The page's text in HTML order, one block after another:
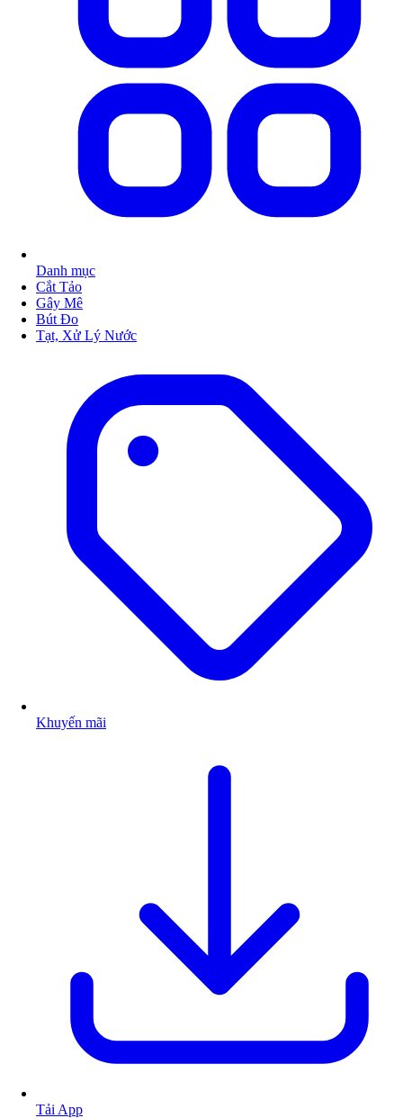
Danh mục
Cắt Tảo
Gây Mê
Bút Đo
Tạt, Xử Lý Nước
Khuyến mãi
Tải App